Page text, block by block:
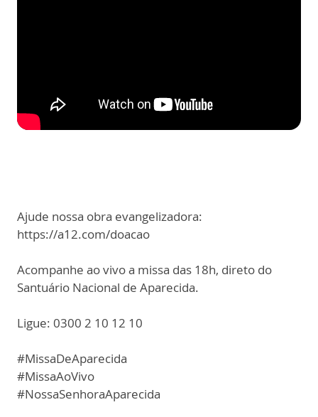
Ajude nossa obra evangelizadora:
https://a12.com/doacao
Acompanhe ao vivo a missa das 18h, direto do
Santuário Nacional de Aparecida.
Ligue: 0300 2 10 12 10
#MissaDeAparecida
#MissaAoVivo
#NossaSenhoraAparecida